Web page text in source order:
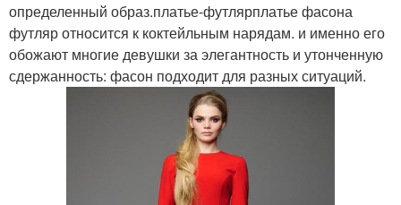
определенный образ.платье-футлярплатье фасона
футляр относится к коктейльным нарядам. и именно его
обожают многие девушки за элегантность и утонченную
сдержанность: фасон подходит для разных ситуаций.